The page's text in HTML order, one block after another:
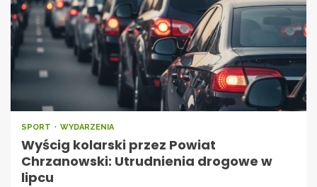
SPORT WYDARZENIA
Wyścig kolarski przez Powiat
Chrzanowski: Utrudnienia drogowe w
lipcu